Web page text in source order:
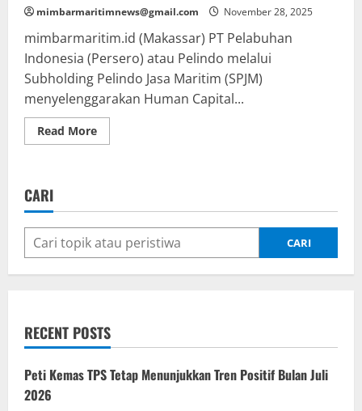
mimbarmaritimnews@gmail.com November 28, 2025
mimbarmaritim.id (Makassar) PT Pelabuhan
Indonesia (Persero) atau Pelindo melalui
Subholding Pelindo Jasa Maritim (SPJM)
menyelenggarakan Human Capital...
Read MoreRead
more
Forum,
Transformasi
SDM
CARI
CARI
RECENT POSTS
Peti Kemas TPS Tetap Menunjukkan Tren Positif Bulan Juli
2026